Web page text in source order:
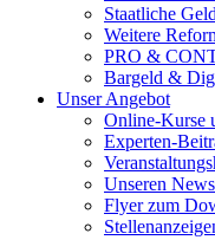
Staatliche
Weitere
PRO &
Bargeld &
Unser Angebot
Online-Kurse
Experten-
Unseren
Flyer zum